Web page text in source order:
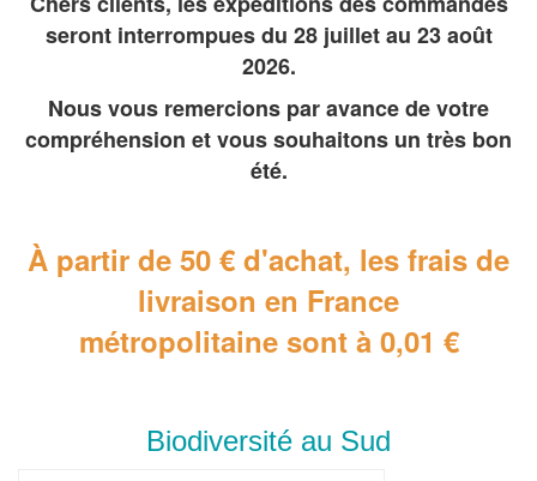
seront interrompues du 28 juillet au 23 août
2026.
Nous vous remercions par avance de votre
compréhension et vous souhaitons un très bon
été.
À partir de 50 € d'achat, les frais de
livraison en France
métropolitainesont à 0,01 €
Biodiversité au Sud